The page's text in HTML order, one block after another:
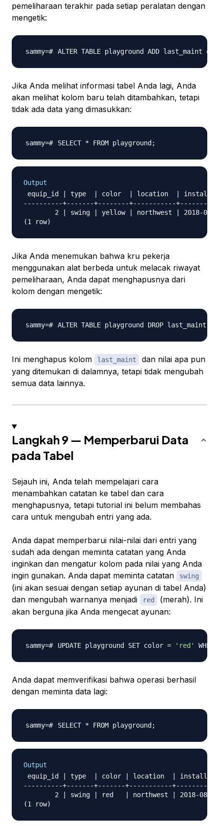
pemeliharaan terakhir pada setiap peralatan dengan
mengetik:
ALTER TABLE playground ADD last_maint
Jika Anda melihat informasi tabel Anda lagi, Anda
akan melihat kolom baru telah ditambahkan, tetapi
tidak ada data yang dimasukkan:
SELECT * FROM playground ;
Output
equip_id | type  | color  | location  |
----------+-------+--------+-----------
2 | swing | yellow | northwest | 2018-08-
Jika Anda menemukan bahwa kru pekerja
menggunakan alat berbeda untuk melacak riwayat
pemeliharaan, Anda dapat menghapusnya dari
kolom dengan mengetik:
ALTER TABLE playground DROP last_maint
Ini menghapus kolom last_maint
dan nilai apa pun
yang ditemukan di dalamnya, tetapi tidak mengubah
semua data lainnya.
Langkah 9 — Memperbarui Data
pada Tabel
Sejauh ini, Anda telah mempelajari cara
menambahkan catatan ke tabel dan cara
menghapusnya, tetapi tutorial ini belum membahas
cara untuk mengubah entri yang ada.
Anda dapat memperbarui nilai-nilai dari entri yang
sudah ada dengan meminta catatan yang Anda
inginkan dan mengatur kolom pada nilai yang Anda
ingin gunakan. Anda dapat meminta catatan
swing
(ini akan sesuai dengan setiap ayunan di tabel Anda)
dan mengubah warnanya menjadi
red
(merah). Ini
akan berguna jika Anda mengecat ayunan:
UPDATE playground SET color = 'red'
Anda dapat memverifikasi bahwa operasi berhasil
dengan meminta data lagi:
SELECT * FROM playground ;
Output
equip_id | type  | color | location  |
----------+-------+-------+-----------
        2 | swing | red   | northwest | 2018-08-16